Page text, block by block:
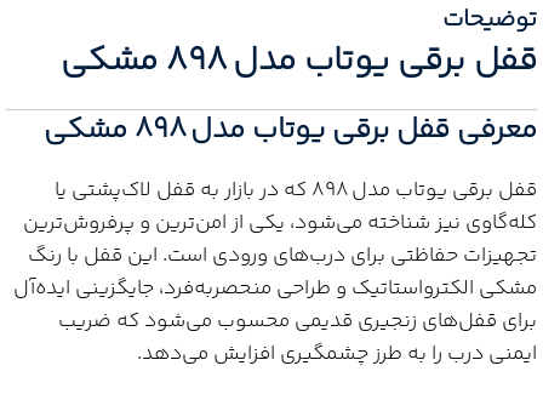
توضیحات
قفل برقی یوتاب مدل 898 مشکی
معرفی قفل برقی یوتاب مدل 898 مشکی
قفل برقی یوتاب مدل 898 که در بازار به قفل لاک‌پشتی یا
کله‌گاوی نیز شناخته می‌شود، یکی از امن‌ترین و پرفروش‌ترین
تجهیزات حفاظتی برای درب‌های ورودی است. این قفل با رنگ
مشکی الکترواستاتیک و طراحی منحصر‌به‌فرد، جایگزینی ایده‌آل
برای قفل‌های زنجیری قدیمی محسوب می‌شود که ضریب
ایمنی درب را به طرز چشمگیری افزایش می‌دهد.